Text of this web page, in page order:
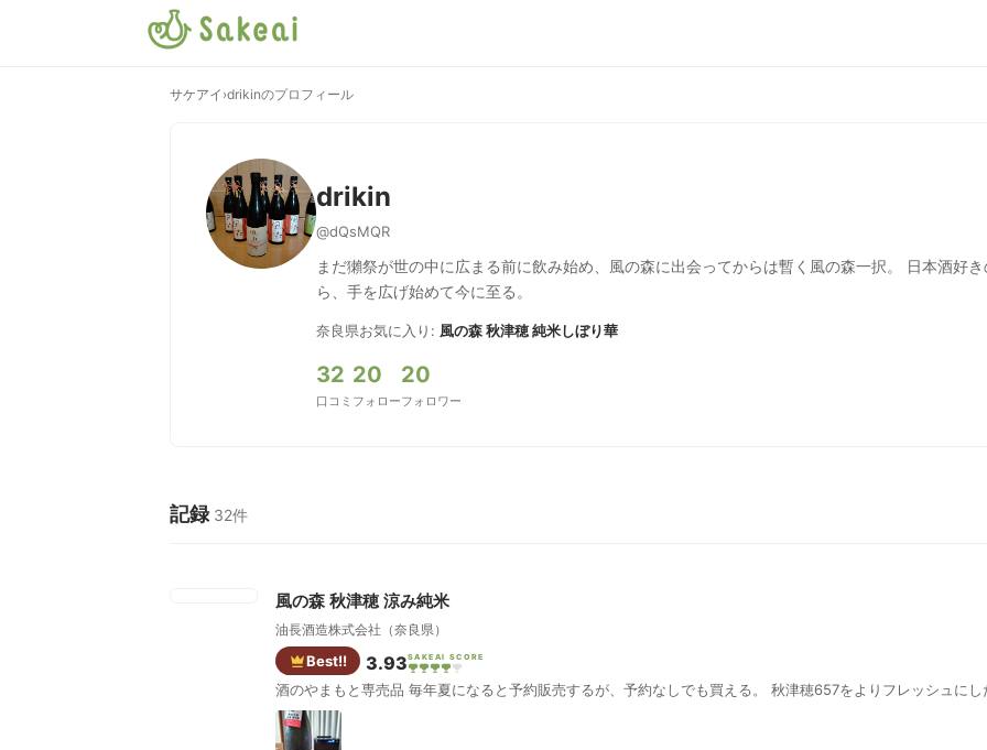
サケアイ ›drikinのプロフィール
drikin
@dQsMQR
まだ獺祭が世の中に広まる前に飲み始め、風の森に出会ってからは暫く風の森一択。 日本酒好
ら、手を広げ始めて今に至る。
奈良県お気に入り: 風の森 秋津穂 純米しぼり華
32
口コミ
20
フォロー
20
フォロワー
記録 32件
風の森 秋津穂 涼み純米
油長酒造株式会社（奈良県）
Best!! 3.93SAKEAI SCORE
酒のやまもと専売品 毎年夏になると予約販売するが、予約なしでも買える。 秋津穂657をよりフレッシュに